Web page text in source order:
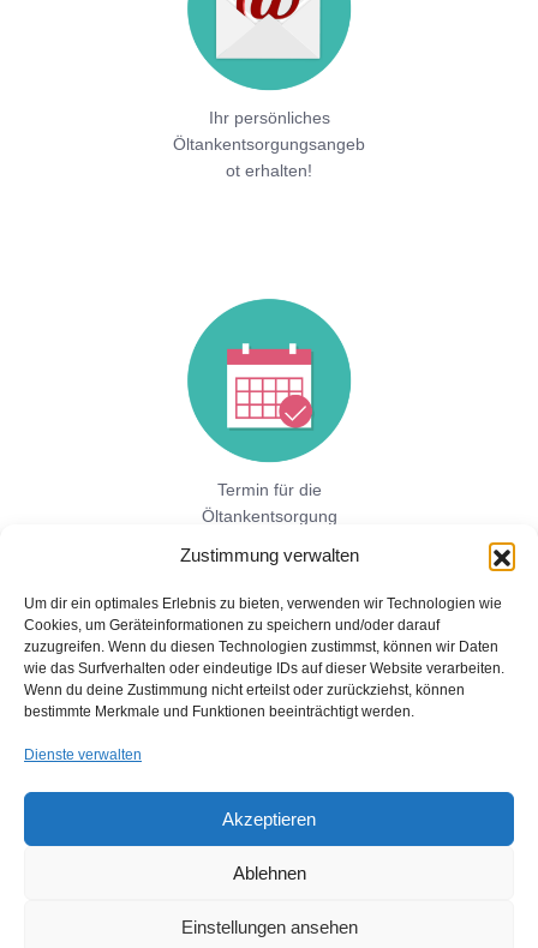
Zustimmung verwalten
Um dir ein optimales Erlebnis zu bieten, verwenden wir Technologien wie
Cookies, um Geräteinformationen zu speichern und/oder darauf
zuzugreifen. Wenn du diesen Technologien zustimmst, können wir Daten
wie das Surfverhalten oder eindeutige IDs auf dieser Website verarbeiten.
Wenn du deine Zustimmung nicht erteilst oder zurückziehst, können
bestimmte Merkmale und Funktionen beeinträchtigt werden.
Dienste verwalten
Akzeptieren
Ablehnen
Einstellungen ansehen
Ihr persönliches
Öltankentsorgungsangeb
ot erhalten!
Termin für die
Öltankentsorgung
Jetzt hier direkt ein unverbindliches
Festpreisangebot einholen!